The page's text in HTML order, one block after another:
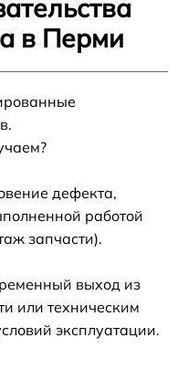
в Перми
дефекта,
работой
запчасти).
выход из
или техническим
эксплуатации.